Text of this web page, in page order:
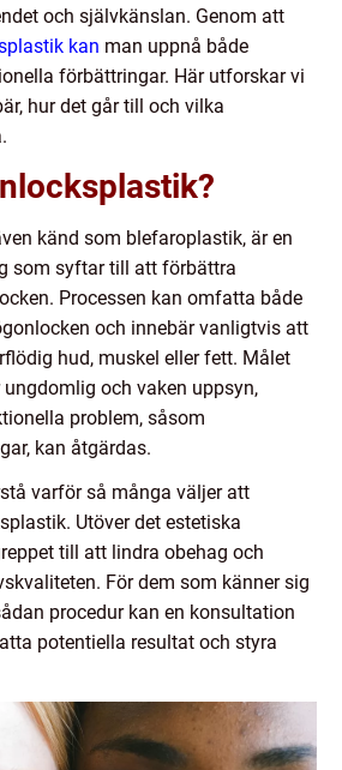
och självkänslan. Genom att
kan man uppnå både
förbättringar. Här utforskar vi
hur det går till och vilka
känd som blefaroplastik, är en
som syftar till att förbättra
Processen kan omfatta både
och innebär vanligtvis att
hud, muskel eller fett. Målet
och vaken uppsyn,
problem, såsom
kan åtgärdas.
varför så många väljer att
Utöver det estetiska
till att lindra obehag och
För dem som känner sig
procedur kan en konsultation
potentiella resultat och styra